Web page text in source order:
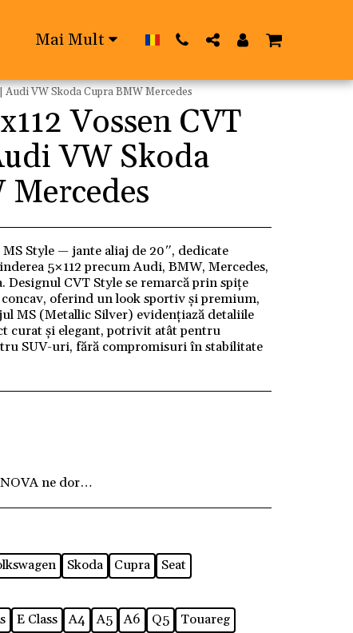
Mai Mult
Audi VW Skoda Cupra BMW Mercedes
Vossen CVT
VW Skoda
MS Style — jante aliaj de 20″, dedicate
5×112 precum Audi, BMW, Mercedes,
Designul CVT Style se remarcă prin spițe
oferind un look sportiv și premium,
MS (Metallic Silver) evidențiază detaliile
curat și elegant, potrivit atât pentru
SUV-uri, fără compromisuri în stabilitate
ne dorim ca fiecare client să fie pe
Skoda Cupra
Seat
E Class A4 A5 A6 Q5
Touareg